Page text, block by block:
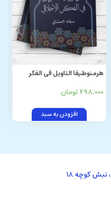
هرمنوطیقا التاویل فی الفکر
498,000 تومان
افزودن به سبد
کوچه 18